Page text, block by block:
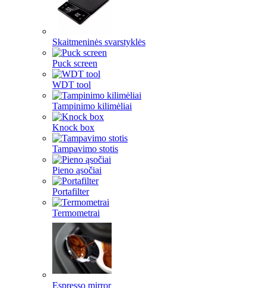
Skaitmeninės svarstyklės
Puck screen
WDT tool
Tampinimo kilimėliai
Knock box
Tampavimo stotis
Pieno ąsočiai
Portafilter
Termometrai
Espresso mirror